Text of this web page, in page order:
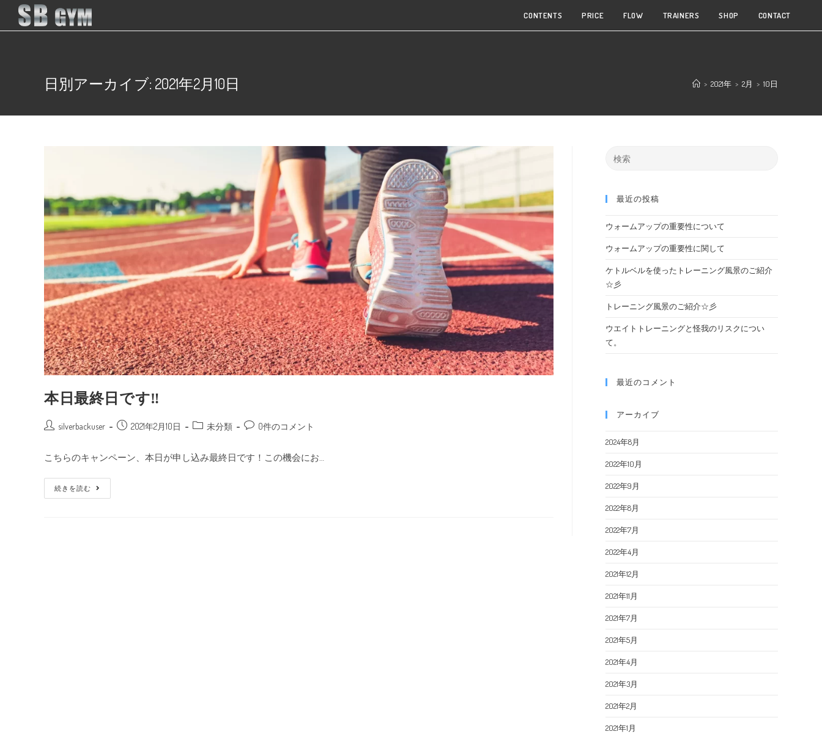
CONTENTS PRICE FLOW TRAINERS SHOP CONTACT
日別アーカイブ: 2021年2月10日 > 2021年 > 2月 > 10日
本日最終日です‼
silverbackuser 2021年2月10日 未分類 0件のコメント
こちらのキャンペーン、本日が申し込み最終日です！この機会にお…
続きを読む
最近の投稿
ウォームアップの重要性について
ウォームアップの重要性に関して
ケトルベルを使ったトレーニング風景のご紹介
☆彡
トレーニング風景のご紹介☆彡
ウエイトトレーニングと怪我のリスクについ
て。
最近のコメント
アーカイブ
2024年8月
2022年10月
2022年9月
2022年8月
2022年7月
2022年4月
2021年12月
2021年11月
2021年7月
2021年5月
2021年4月
2021年3月
2021年2月
2021年1月